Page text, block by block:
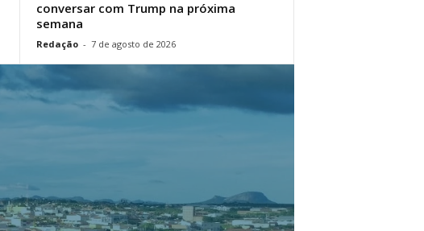
conversar com Trump na próxima
semana
Redação - 7 de agosto de 2026